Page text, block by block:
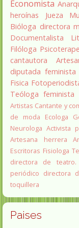
Economista
heroínas
Jueza
Bióloga directora
Documentalista
Filóloga
cantautora
diputada
Fisica
Teóloga feminista
Artistas Cantante y
de moda
Ecologa
Neurologa Activista
Artesana herrera
Escritoras Fisiologa
directora de teatro.
periódico directora
toquillera
Paises